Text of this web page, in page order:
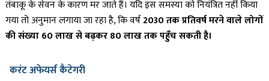
तंबाकू के सेवन के कारण मर जाते हैं। यदि इस समस्या को नियंत्रित नहीं किया
गया तो अनुमान लगाया जा रहा है, कि वर्ष2030 तक प्रतिवर्ष मरने वाले लोगों
की संख्या 60 लाख से बढ़कर 80 लाख तक पहुँच सकती है।
करंट अफेयर्स कैटेगरी